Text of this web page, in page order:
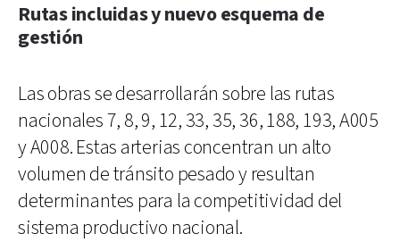
Rutas incluidas y nuevo esquema de
gestión
Las obras se desarrollarán sobre las rutas
nacionales 7, 8, 9, 12, 33, 35, 36, 188, 193, A005
y A008. Estas arterias concentran un alto
volumen de tránsito pesado y resultan
determinantes para la competitividad del
sistema productivo nacional.